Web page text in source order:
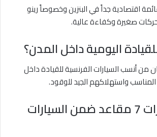
اقتصادية جداً في البنزين وخصوصاً رينو
صغيرة وكفاءة عالية.
اليومية داخل المدن؟
ميغان من أنسب السيارات الفرنسية للقيادة داخل
واستهلاكهم الجيد للوقود.
هل توجد خيارات 7 مقاعد ضمن السيارات